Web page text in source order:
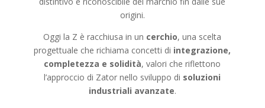
origini.
Oggi la Z è racchiusa in un cerchio, una scelta
progettuale che richiama concetti di integrazione,
completezza e solidità, valori che riflettono
l’approccio di Zator nello sviluppo di soluzioni
industriali avanzate.